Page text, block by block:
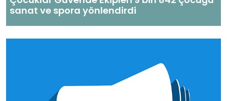
sanat ve spora yönlendirdi